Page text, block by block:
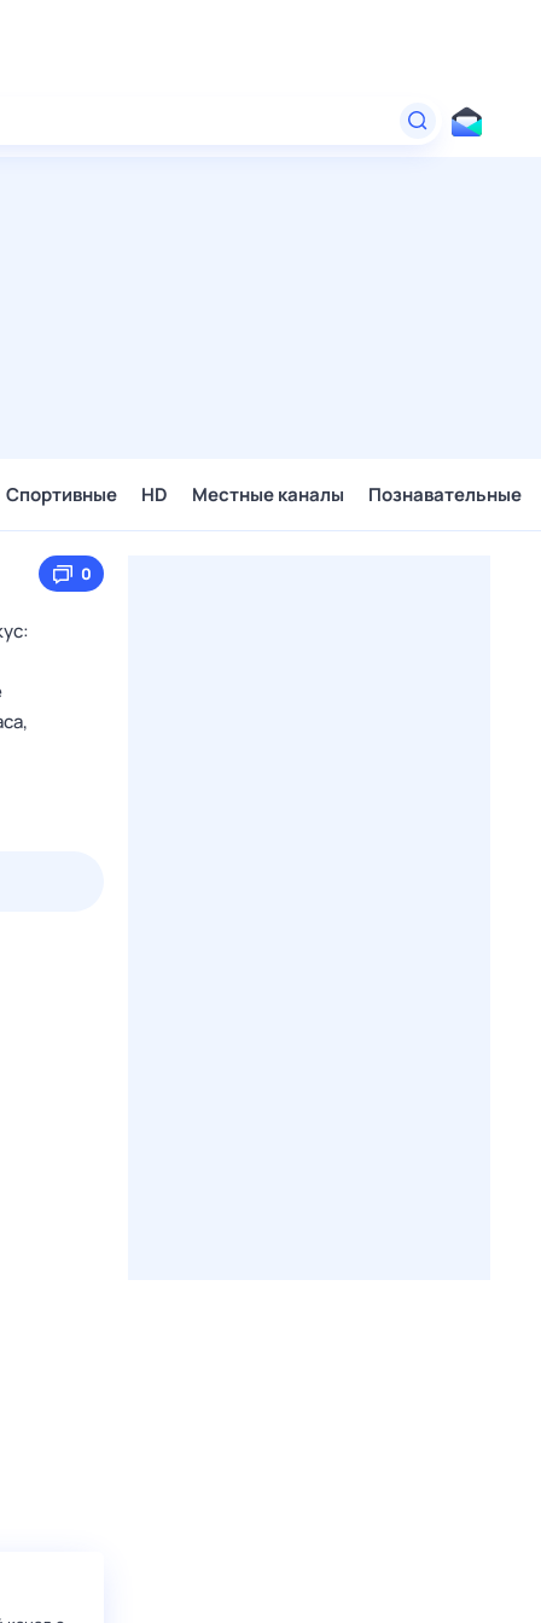
Спортивные HD Местные каналы Познавательные
0